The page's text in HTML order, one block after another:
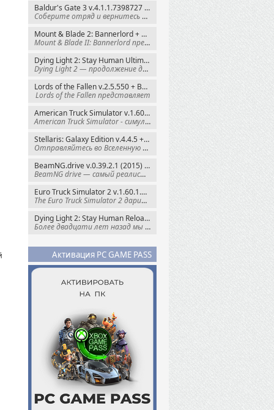
Baldur's Gate 3 v.4.1.1.7398727 + Все DLC (2023) GOG-Rip
Соберите отряд и вернитесь в Забытые
Mount & Blade 2: Bannerlord + War Sails v.1.4.7.117484 (2025) GOG
Mount & Blade II: Bannerlord представляет
Dying Light 2: Stay Human Ultimate Edition v.1.29.0 + Все DLC (2022) Пиратка
Dying Light 2 — продолжение динамичного
Lords of the Fallen v.2.5.550 + Все DLC (2023) Пиратка
Lords of the Fallen представляет
American Truck Simulator v.1.60.1.8s + Все DLC (2016) Пиратка
American Truck Simulator - симулятор
Stellaris: Galaxy Edition v.4.4.5 + Все DLC (2016) Пиратка
Отправляйтесь во Вселенную полную чудес и
BeamNG.drive v.0.39.2.1 (2015) RePack
BeamNG drive — самый реалистичный
Euro Truck Simulator 2 v.1.60.1.7s + Все DLC (2012) Пиратка
The Euro Truck Simulator 2 дарит вам опыт
Dying Light 2: Stay Human Reloaded Edition v.1.28.3 + Все DLC (2022) RePack
Более двадцати лет назад мы пытались
Активация PC GAME PASS